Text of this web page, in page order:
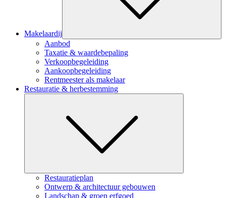
Makelaardij
Aanbod
Taxatie & waardebepaling
Verkoopbegeleiding
Aankoopbegeleiding
Rentmeester als makelaar
Restauratie & herbestemming
Restauratieplan
Ontwerp & architectuur gebouwen
Landschap & groen erfgoed